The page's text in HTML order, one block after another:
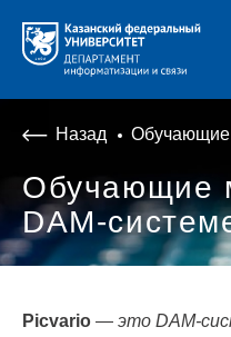
Назад
Обучающие
DAM-
Picvario — это DAM-